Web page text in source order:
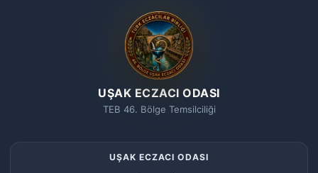
UŞAK ECZACI ODASI
TEB 46. Bölge Temsilciliği
UŞAK ECZACI ODASI